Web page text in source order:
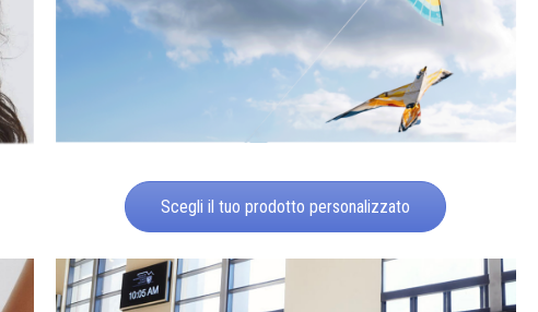
Scegli il tuo prodotto personalizzato